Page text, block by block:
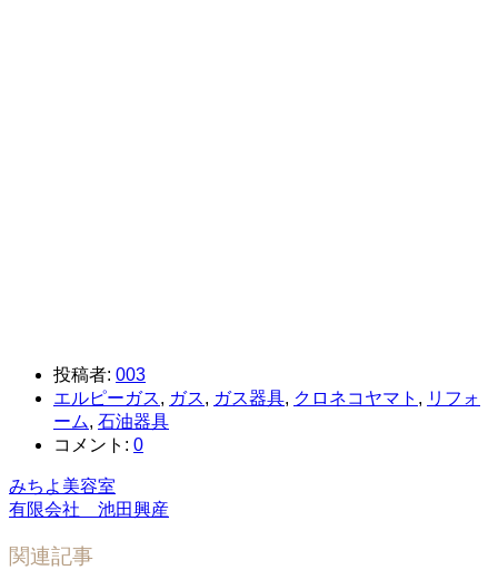
投稿者: 003
エルピーガス, ガス, ガス器具, クロネコヤマト , リフォ
ーム, 石油器具
コメント: 0
みちよ美容室
有限会社 池田興産
関連記事